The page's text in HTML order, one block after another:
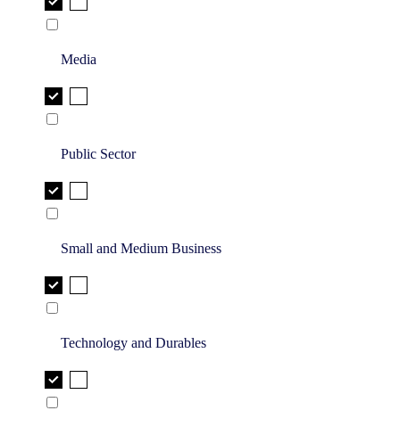
Media
Public Sector
Small and Medium Business
Technology and Durables